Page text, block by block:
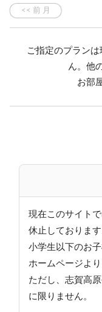
≪ご夕食≫
２種の信州牛料理
～翡翠hisui～ある
造 り マグロ
焼 物 信州牛の
油 物 甘唐辛子
炊合せ 鰻白子
鍋 物 信州牛の
酢の物 もずく
香の物 野沢菜
御食事
フルーツ メロン
ご指定のプラン
ん。他
お部
現在このサイト
休止しております
小学生以下のお
ホームページよ
ただし、志賀高
に限りません。